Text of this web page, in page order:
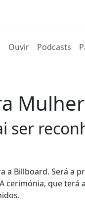
Ouvir(current)
Podcasts
ser
a Billboard. Será a
cerimónia, que